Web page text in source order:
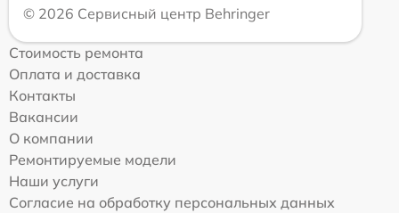
© 2026 Сервисный центр Behringer
Стоимость ремонта
Оплата и доставка
Контакты
Вакансии
О компании
Ремонтируемые модели
Наши услуги
Согласие на обработку персональных данных